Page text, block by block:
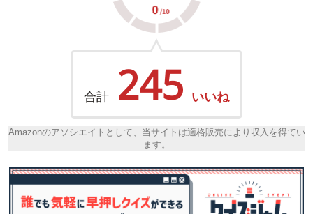
合計 245 いいね
Amazonのアソシエイトとして、当サイトは適格販売により収入を得てい
ます。